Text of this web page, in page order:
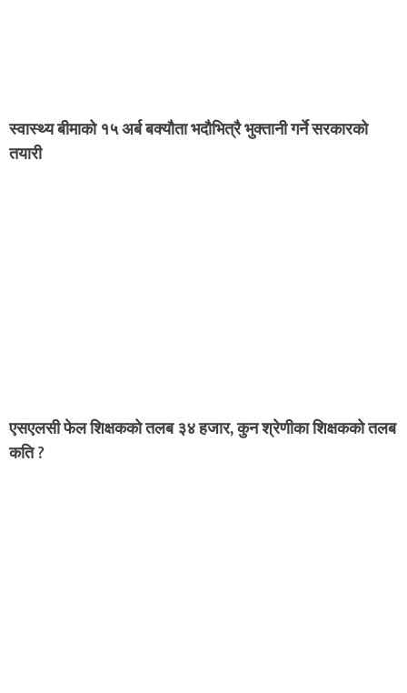
स्वास्थ्य बीमाको १५ अर्ब बक्यौता भदौभित्रै भुक्तानी गर्ने सरकारको
तयारी
एसएलसी फेल शिक्षकको तलब ३४ हजार, कुन श्रेणीका शिक्षकको तलब
कति ?